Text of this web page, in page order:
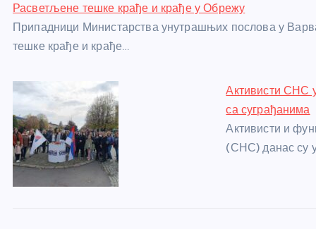
Расветљене тешке крађе и крађе у Обрежу
Припадници Министарства унутрашњих послова у
тешке крађе и крађе…
Активисти СНС
са суграђанима
Активисти и
(СНС) данас су